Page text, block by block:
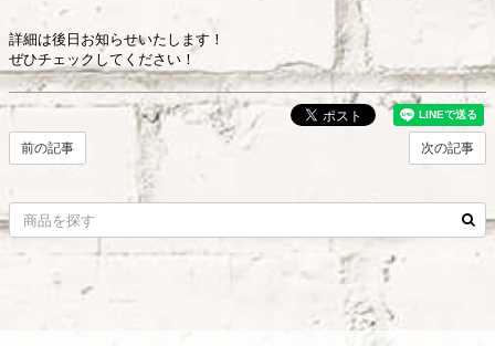
詳細は後日お知らせいたします！
ぜひチェックしてください！
次の記事
前の記事